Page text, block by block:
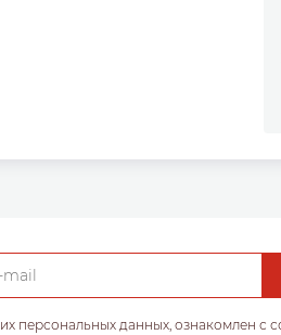
персональных данных, ознакомлен